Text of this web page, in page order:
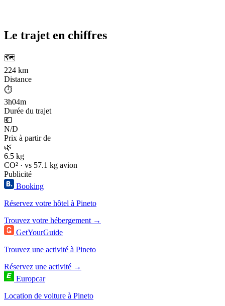
Le trajet en chiffres
🗺️
224 km
Distance
⏱️
3h04m
Durée du trajet
💶
N/D
Prix à partir de
🌿
6.5 kg
CO² · vs 57.1 kg avion
Publicité
Booking
Réservez votre hôtel à Pineto
Trouvez votre hébergement →
GetYourGuide
Trouvez une activité à Pineto
Réservez une activité →
Europcar
Location de voiture à Pineto